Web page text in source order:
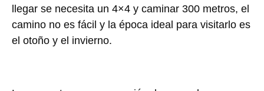
llegar se necesita un 4×4 y caminar 300 metros, el
camino no es fácil y la época ideal para visitarlo es
el otoño y el invierno.